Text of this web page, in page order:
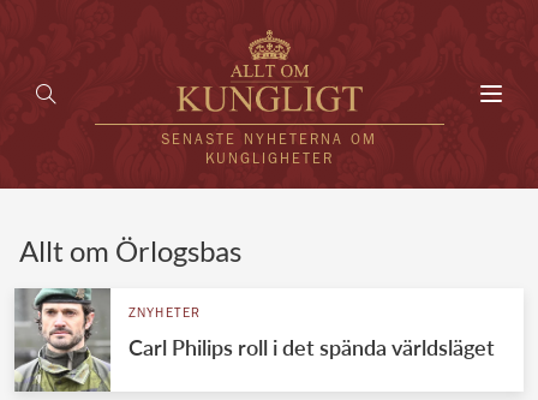
SENASTE NYHETERNA OM
KUNGLIGHETER
UTLÄNDSKT
Allt om Örlogsbas
ZNYHETER
Carl Philips roll i det spända världsläget